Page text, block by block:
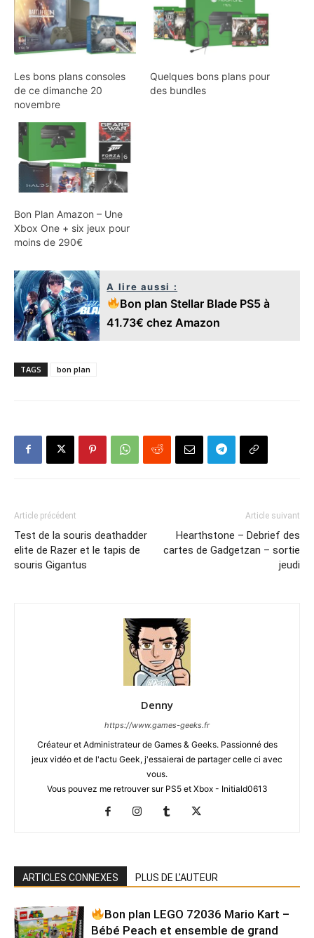
Les bons plans consoles
de ce dimanche 20
novembre
Quelques bons plans pour
des bundles
Bon Plan Amazon – Une
Xbox One + six jeux pour
moins de 290€
A lire aussi :
Bon plan Stellar Blade PS5 à
41.73€ chez Amazon
TAGS bon plan
Article précédent
Test de la souris deathadder
elite de Razer et le tapis de
souris Gigantus
Article suivant
Hearthstone – Debrief des
cartes de Gadgetzan – sortie
jeudi
Denny
https://www.games-geeks.fr
Créateur et Administrateur de Games & Geeks. Passionné des
jeux vidéo et de l'actu Geek, j'essaierai de partager celle ci avec
vous.
Vous pouvez me retrouver sur PS5 et Xbox - Initiald0613
ARTICLES CONNEXES PLUS DE L'AUTEUR
Bon plan LEGO 72036 Mario Kart –
Bébé Peach et ensemble de grand